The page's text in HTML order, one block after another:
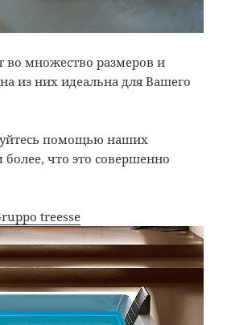
во множество размеров и
из них идеальна для Вашего
помощью наших
что это совершенно
treesse